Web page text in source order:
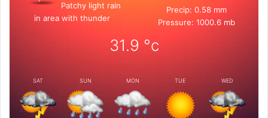
Patchy light rain
in area with thunder
Precip: 0.58 mm
Pressure: 1000.6 mb
31.9 °c
SAT SUN MON TUE WED